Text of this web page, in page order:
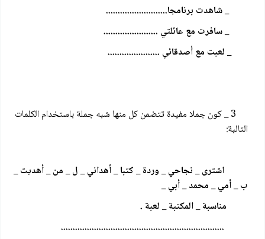
_ شاهدت برنامجا..........................
_ سافرت مع عائلتي .......................
_ لعبت مع أصدقائي ......................
3 _ كون جملا مفيدة تتضمن كل منها شبه جملة باستخدام الكلمات
التالبة:
اشترى _ نجاحي _ وردة _ كتبا _ أهداني _ ل _ من ­_ أهديت _
ب _ أمي _ محمد _ أبي _
مناسبة _ المكتبة _ لعبة .
.....................................................................